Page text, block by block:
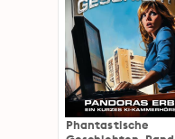
Phantastische